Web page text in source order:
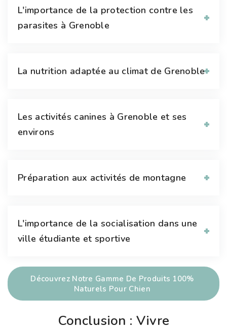
L'importance de la protection contre les
parasites à Grenoble
La nutrition adaptée au climat de Grenoble
Les activités canines à Grenoble et ses
environs
Préparation aux activités de montagne
L'importance de la socialisation dans une
ville étudiante et sportive
Découvrez Notre Gamme De Produits 100%
Naturels Pour Chien
Conclusion : Vivre